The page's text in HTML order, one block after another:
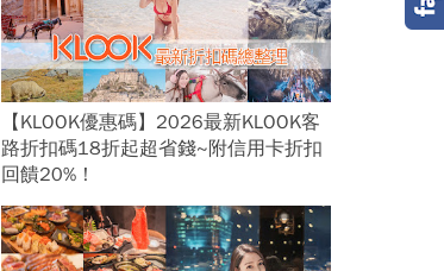
【KLOOK優惠碼】2026最新KLOOK客
路折扣碼18折起超省錢~附信用卡折扣
回饋20%！